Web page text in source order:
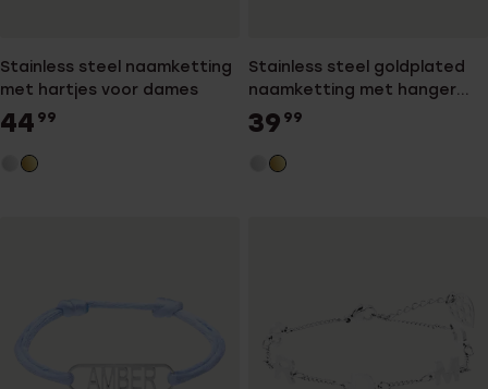
Stainless steel naamketting
met hartjes voor dames
44 99
Stainless steel goldplated
naamketting met hanger
voor dames
39 99